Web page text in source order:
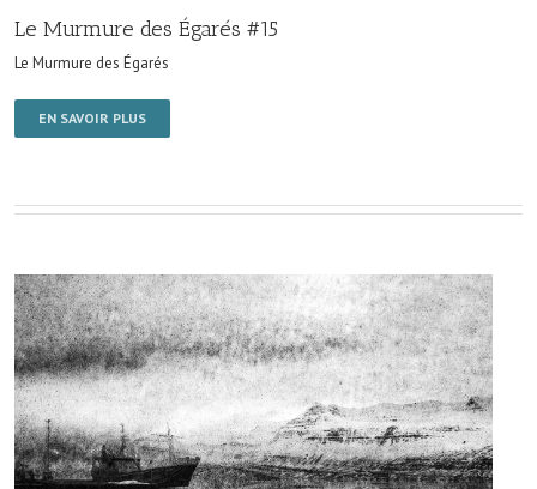
Le Murmure des Égarés #15
Le Murmure des Égarés
EN SAVOIR PLUS